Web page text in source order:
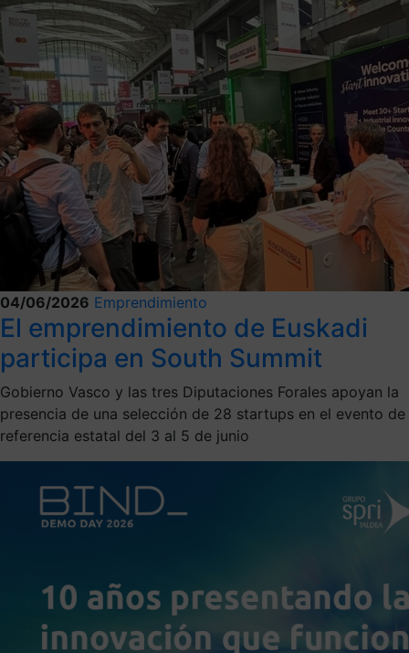
04/06/2026 Emprendimiento
El emprendimiento de Euskadi
participa en South Summit
Gobierno Vasco y las tres Diputaciones Forales apoyan la
presencia de una selección de 28 startups en el evento de
referencia estatal del 3 al 5 de junio